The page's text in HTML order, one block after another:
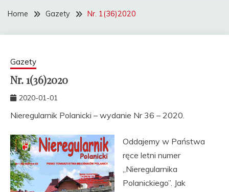
Home Gazety Nr. 1(36)2020
Gazety
Nr. 1(36)2020
2020-01-01
Nieregularnik Polanicki – wydanie Nr 36 – 2020.
Oddajemy w Państwa
ręce letni numer
„Nieregularnika
Polanickiego”. Jak